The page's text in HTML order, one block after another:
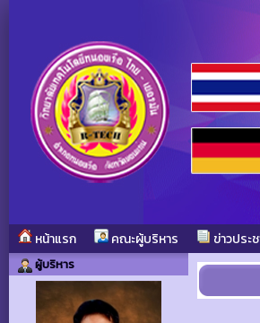
หน้าแรก คณะผู้บริหาร ข่าวประ
ผู้บริหาร